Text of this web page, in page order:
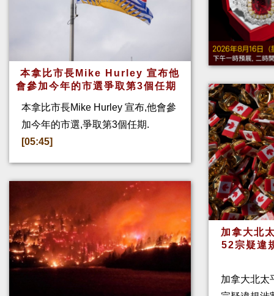
本拿比市長Mike Hurley 宣布他
會參加今年的市選爭取第3個任期
本拿比市長Mike Hurley 宣布,他會參
加今年的市選,爭取第3個任期.
[05:45]
加拿大北
52宗疑違
加拿大北太